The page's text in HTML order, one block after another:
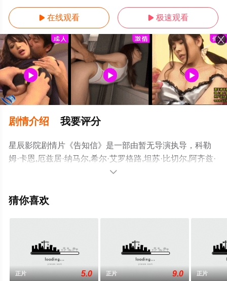
 在线观看  极速观看
剧情介绍 我要评分
星辰影院剧情片《告知信》是一部由暂无导演执导，科勒
姆·卡恩,厄兹居·纳马尔,希尔·艾罗格路,坦苏·比切尔,阿齐兹·
等明星精彩演绎的德国,法国,土耳其电影，手机免费观看高

猜你喜欢
正片 5.0 正片 9.0 正片